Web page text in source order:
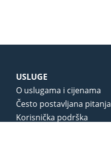
USLUGE
O uslugama i cijenama
Često postavljana pitanja
Korisnička podrška